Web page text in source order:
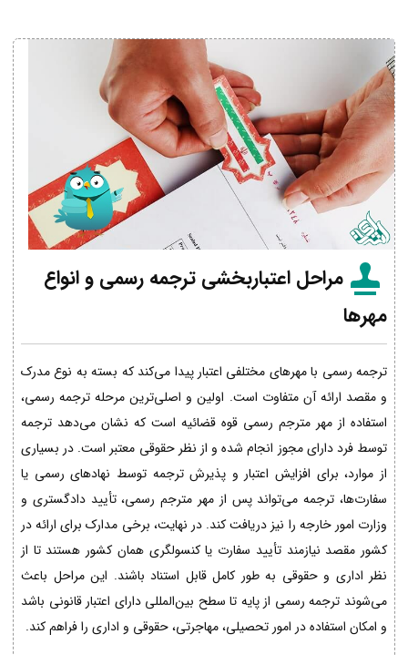
مراحل اعتباربخشی ترجمه رسمی و انواع
مهرها
ترجمه رسمی با مهرهای مختلفی اعتبار پیدا می‌کند که بسته به نوع مدرک
و مقصد ارائه آن متفاوت است. اولین و اصلی‌ترین مرحله ترجمه رسمی،
استفاده از مهر مترجم رسمی قوه قضائیه است که نشان می‌دهد ترجمه
توسط فرد دارای مجوز انجام شده و از نظر حقوقی معتبر است. در بسیاری
از موارد، برای افزایش اعتبار و پذیرش ترجمه توسط نهادهای رسمی یا
سفارت‌ها، ترجمه می‌تواند پس از مهر مترجم رسمی، تأیید دادگستری و
وزارت امور خارجه را نیز دریافت کند. در نهایت، برخی مدارک برای ارائه در
کشور مقصد نیازمند تأیید سفارت یا کنسولگری همان کشور هستند تا از
نظر اداری و حقوقی به طور کامل قابل استناد باشند. این مراحل باعث
می‌شوند ترجمه رسمی از پایه تا سطح بین‌المللی دارای اعتبار قانونی باشد
و امکان استفاده در امور تحصیلی، مهاجرتی، حقوقی و اداری را فراهم کند.